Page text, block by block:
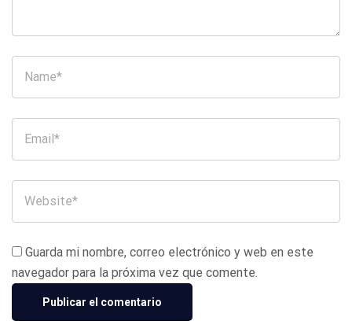
Guarda mi nombre, correo electrónico y web en este
navegador para la próxima vez que comente.